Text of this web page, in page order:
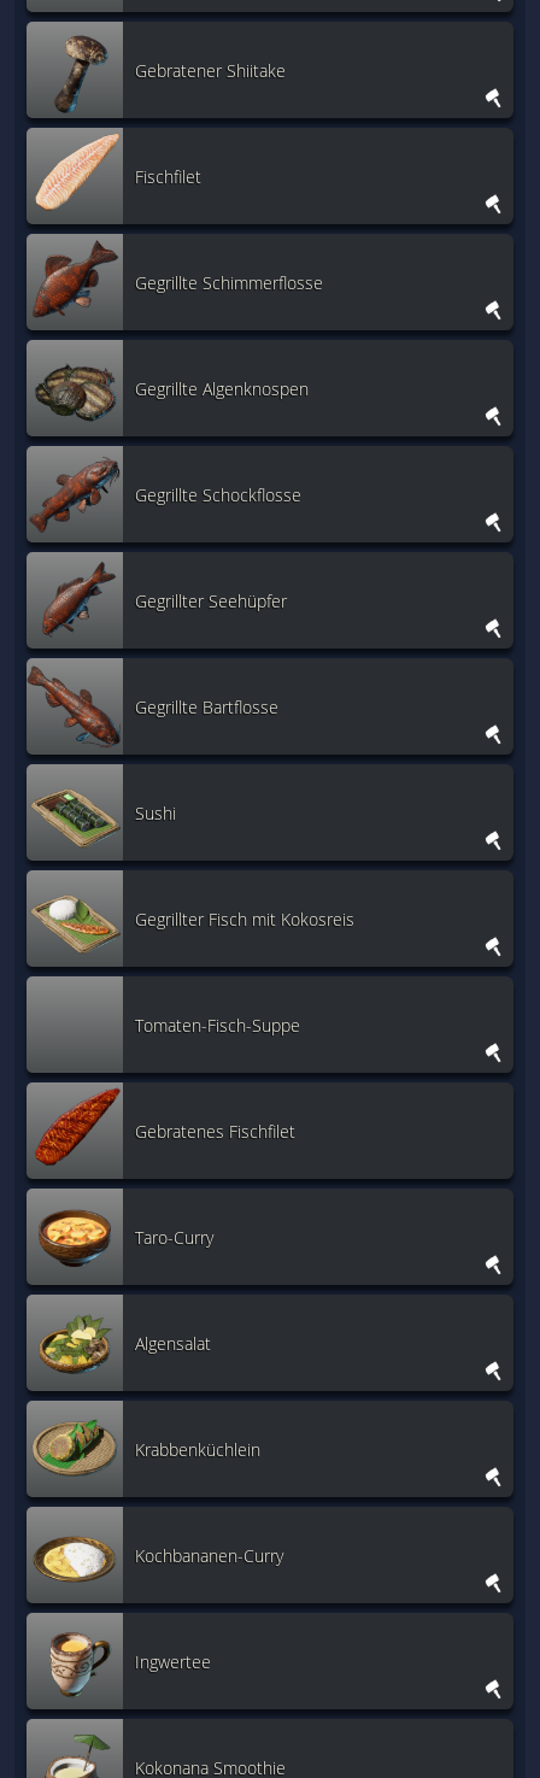
Gebratener Shiitake
Fischfilet
Gegrillte Schimmerflosse
Gegrillte Algenknospen
Gegrillte Schockflosse
Gegrillter Seehüpfer
Gegrillte Bartflosse
Sushi
Gegrillter Fisch mit Kokosreis
Tomaten-Fisch-Suppe
Gebratenes Fischfilet
Taro-Curry
Algensalat
Krabbenküchlein
Kochbananen-Curry
Ingwertee
Kokonana Smoothie